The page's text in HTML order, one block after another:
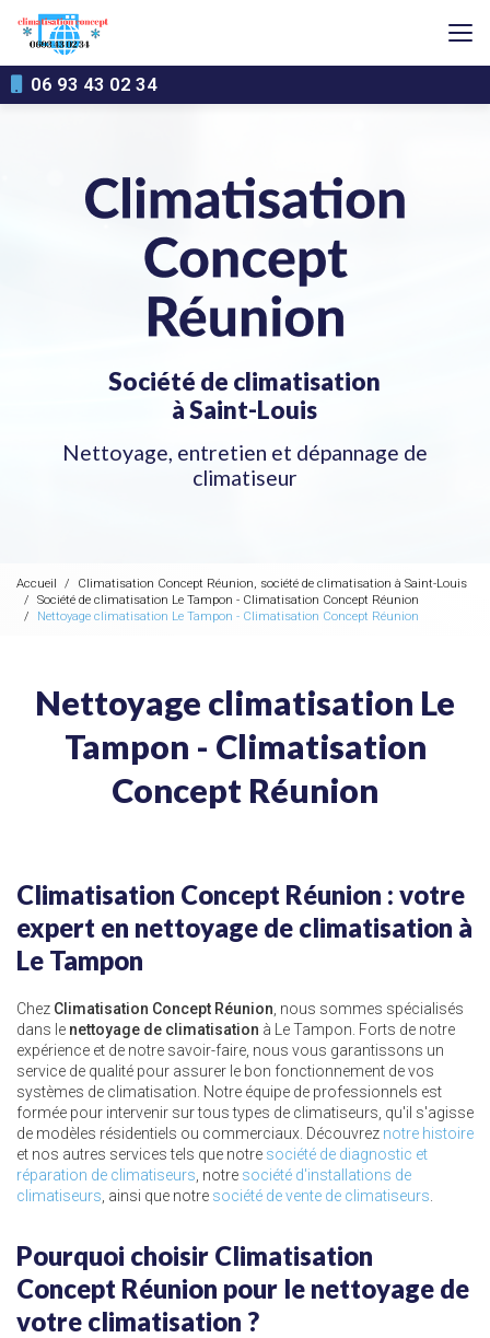
contenu
principal
06 93 43 02 34
Société de climatisation
à Saint-Louis
Nettoyage, entretien et dépannage de
climatiseur
Accueil
Climatisation Concept Réunion, société de climatisation à Saint-Louis
Société de climatisation Le Tampon - Climatisation Concept Réunion
Nettoyage climatisation Le Tampon - Climatisation Concept Réunion
Nettoyage climatisation Le
Tampon - Climatisation
Concept Réunion
Climatisation Concept Réunion : votre
expert en nettoyage de climatisation à
Le Tampon
Chez Climatisation Concept Réunion , nous sommes spécialisés
dans le nettoyage de climatisation à Le Tampon. Forts de notre
expérience et de notre savoir-faire, nous vous garantissons un
service de qualité pour assurer le bon fonctionnement de vos
systèmes de climatisation. Notre équipe de professionnels est
formée pour intervenir sur tous types de climatiseurs, qu'il s'agisse
de modèles résidentiels ou commerciaux. Découvrez notre histoire
et nos autres services tels que notre société de diagnostic et
réparation de climatiseurs , notre société d'installations de
climatiseurs , ainsi que notre société de vente de climatiseurs
Pourquoi choisir Climatisation
Concept Réunion pour le nettoyage de
votre climatisation ?